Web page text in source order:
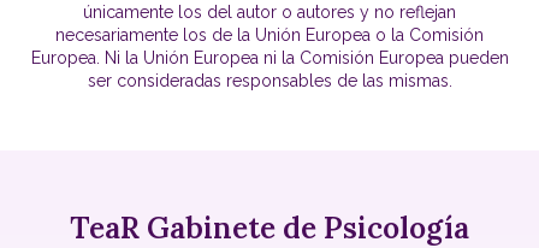
únicamente los del autor o autores y no reflejan
necesariamente los de la Unión Europea o la Comisión
Europea. Ni la Unión Europea ni la Comisión Europea pueden
ser consideradas responsables de las mismas.
TeaR Gabinete de Psicología